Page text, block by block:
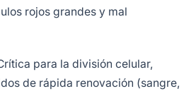
rojos grandes y mal
para la división celular,
de rápida renovación (sangre,